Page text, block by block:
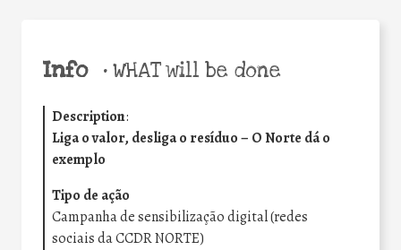
Info •WHAT will be done
Description:
Liga o valor, desliga o resíduo – O Norte dá o
exemplo
Tipo de ação
Campanha de sensibilização digital (redes
sociais da CCDR NORTE)